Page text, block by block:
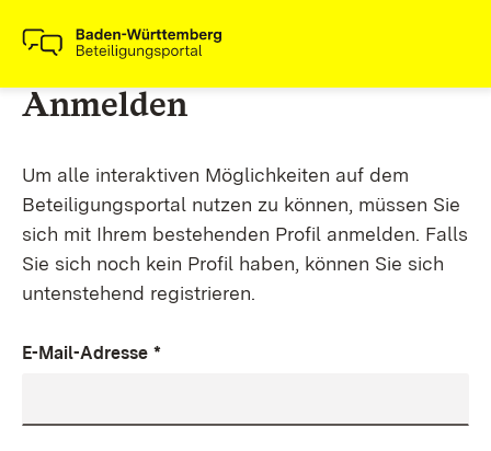
Anmelden
Um alle interaktiven Möglichkeiten auf dem
Beteiligungsportal nutzen zu können, müssen Sie
sich mit Ihrem bestehenden Profil anmelden. Falls
Sie sich noch kein Profil haben, können Sie sich
untenstehend registrieren.
E-Mail-Adresse *